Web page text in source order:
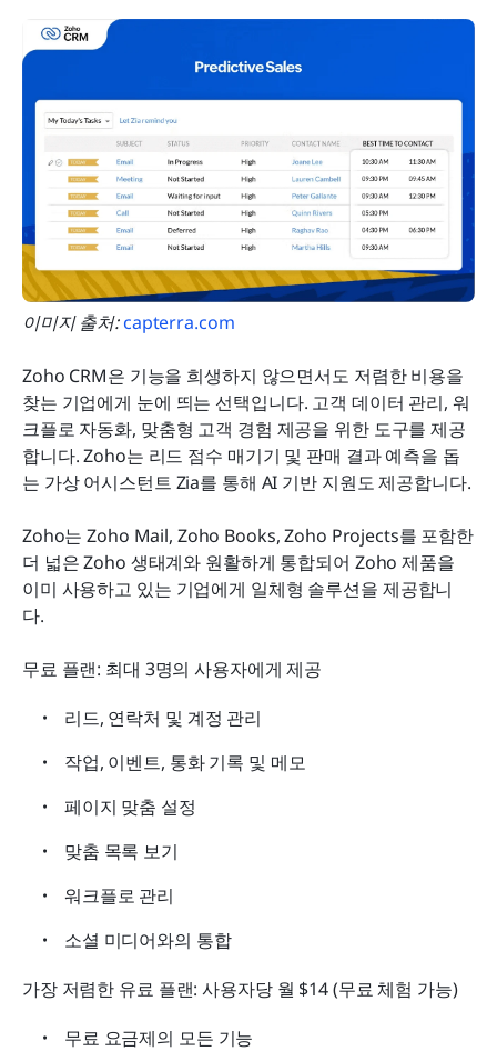
이미지 출처: capterra.com
Zoho CRM은 기능을 희생하지 않으면서도 저렴한 비용을
찾는 기업에게 눈에 띄는 선택입니다. 고객 데이터 관리, 워
크플로 자동화, 맞춤형 고객 경험 제공을 위한 도구를 제공
합니다. Zoho는 리드 점수 매기기 및 판매 결과 예측을 돕
는 가상 어시스턴트 Zia를 통해 AI 기반 지원도 제공합니다.
Zoho는 Zoho Mail, Zoho Books, Zoho Projects를 포함한
더 넓은 Zoho 생태계와 원활하게 통합되어 Zoho 제품을
이미 사용하고 있는 기업에게 일체형 솔루션을 제공합니
다.
무료 플랜: 최대 3명의 사용자에게 제공
리드, 연락처 및 계정 관리
작업, 이벤트, 통화 기록 및 메모
페이지 맞춤 설정
맞춤 목록 보기
워크플로 관리
소셜 미디어와의 통합
가장 저렴한 유료 플랜: 사용자당 월 $14 (무료 체험 가능)
무료 요금제의 모든 기능